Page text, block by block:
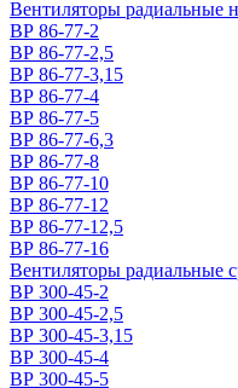
Вентиляторы радиальные
ВР 86-77-2
ВР 86-77-2,5
ВР 86-77-3,15
ВР 86-77-4
ВР 86-77-5
ВР 86-77-6,3
ВР 86-77-8
ВР 86-77-10
ВР 86-77-12
ВР 86-77-12,5
ВР 86-77-16
Вентиляторы радиальные
ВР 300-45-2
ВР 300-45-2,5
ВР 300-45-3,15
ВР 300-45-4
ВР 300-45-5